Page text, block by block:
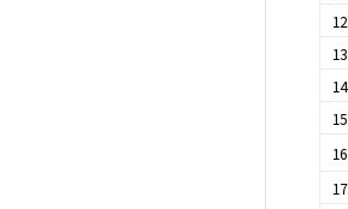
12
13
14
15
16
17